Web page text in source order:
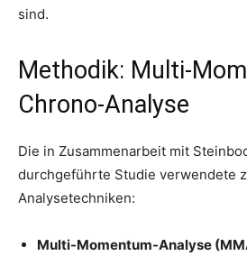
sind.
Methodik: Multi-
Chrono-Analyse
Die in Zusammenarbeit mit
durchgeführte Studie verwendete
Analysetechniken:
Multi-Momentum-Analyse